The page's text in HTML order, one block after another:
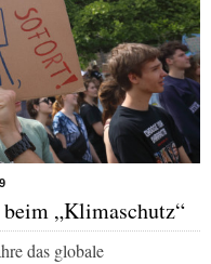
„Klimaschutz“
das globale